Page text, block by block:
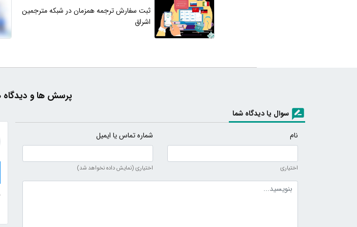
ثبت سفارش ترجمه همزمان در شبکه مترجمین
اشراق
پرسش ها و
سوال یا دیدگاه شما
نام
اختیاری
شماره تماس یا ایمیل
اختیاری (نمایش داده نخواهد شد)
متن دیدگاه